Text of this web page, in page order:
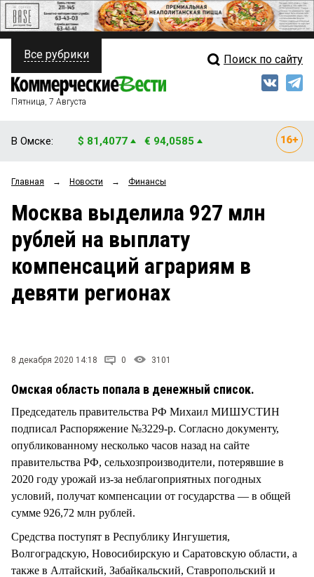
ПОЛИТИКА
ФИНАНСЫ
ОБЩЕСТВО
ЗАКОН
НОВОСТИ КОМПАНИЙ
Свежий выпуск
Рейтинги
Блоги
Архив
Все рубрики Поиск по сайту
Пятница, 7 Августа
В Омске: $ 81,4077 € 94,0585
Главная → Новости → Финансы
Москва выделила 927 млн
рублей на выплату
компенсаций аграриям в
девяти регионах
8 декабря 2020 14:18 0 3101
Омская область попала в денежный список.
Председатель правительства РФ Михаил МИШУСТИН
подписал Распоряжение №3229-р. Согласно документу,
опубликованному несколько часов назад на сайте
правительства РФ, сельхозпроизводители, потерявшие в
2020 году урожай из-за неблагоприятных погодных
условий, получат компенсации от государства — в общей
сумме 926,72 млн рублей.
Средства поступят в Республику Ингушетия,
Волгоградскую, Новосибирскую и Саратовскую области, а
также в Алтайский, Забайкальский, Ставропольский и